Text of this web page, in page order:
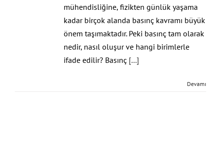
mühendisliğine, fizikten günlük yaşama
kadar birçok alanda basınç kavramı büyük
önem taşımaktadır. Peki basınç tam olarak
nedir, nasıl oluşur ve hangi birimlerle
ifade edilir? Basınç [...]
Devamı